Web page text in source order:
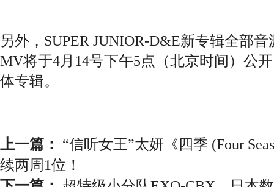
另外，SUPER JUNIOR-D&E新专辑全部
MV将于4月14号下午5点（北京时间）公
体专辑。
上一篇： “信听女王”太妍《四季 (Four
续两周1位！